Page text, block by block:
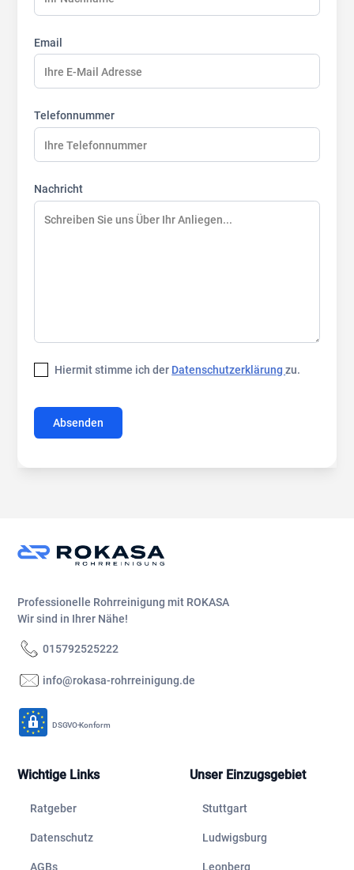
Email
Telefonnummer
Nachricht
Hiermit stimme ich der Datenschutzerklärungzu.
Professionelle Rohrreinigung mit ROKASA
Wir sind in Ihrer Nähe!
015792525222
info@rokasa-rohrreinigung.de
DSGVO-Konform
Wichtige Links
Ratgeber
Datenschutz
AGBs
Unser Einzugsgebiet
Stuttgart
Ludwigsburg
Leonberg